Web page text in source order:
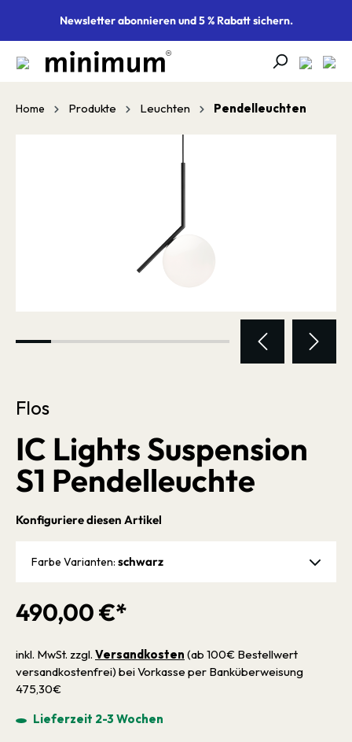
springenNewsletter abonnieren und 5 % Rabatt sichern.
Home Produkte Leuchten Pendelleuchten
Flos
IC Lights Suspension
S1 Pendelleuchte
490,00 €*
inkl. MwSt. zzgl. Versandkosten (ab 100€ Bestellwert
versandkostenfrei) bei Vorkasse per Banküberweisung
475,30€
Lieferzeit 2-3 Wochen
Konfiguriere diesen Artikel
Farbe Varianten: schwarz